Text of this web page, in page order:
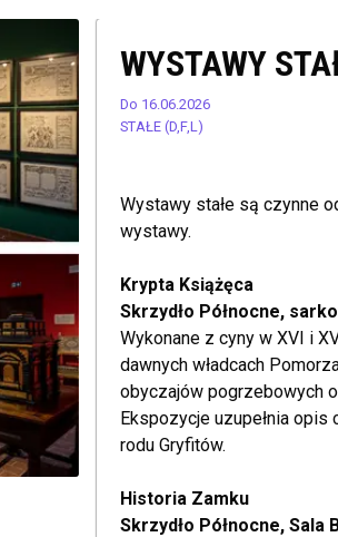
WYSTAWY
Do 16.06.2026
STAŁE (D,F,L)
Wystawy stałe są czynne
wystawy.
Krypta Książęca
Skrzydło Północne,
Wykonane z cyny w XVI i
dawnych władcach
obyczajów pogrzebowych
Ekspozycje uzupełnia
rodu Gryfitów.
Historia Zamku
Skrzydło Północne, Sala